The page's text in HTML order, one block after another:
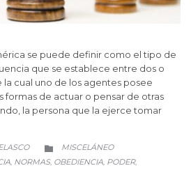
se puede definir como el tipo de
que se establece entre dos o
cual uno de los agentes posee
formas de actuar o pensar de otras
la persona que la ejerce tomar
 CATEGORY
MISCELÁNEO
, NORMAS, OBEDIENCIA, PODER,